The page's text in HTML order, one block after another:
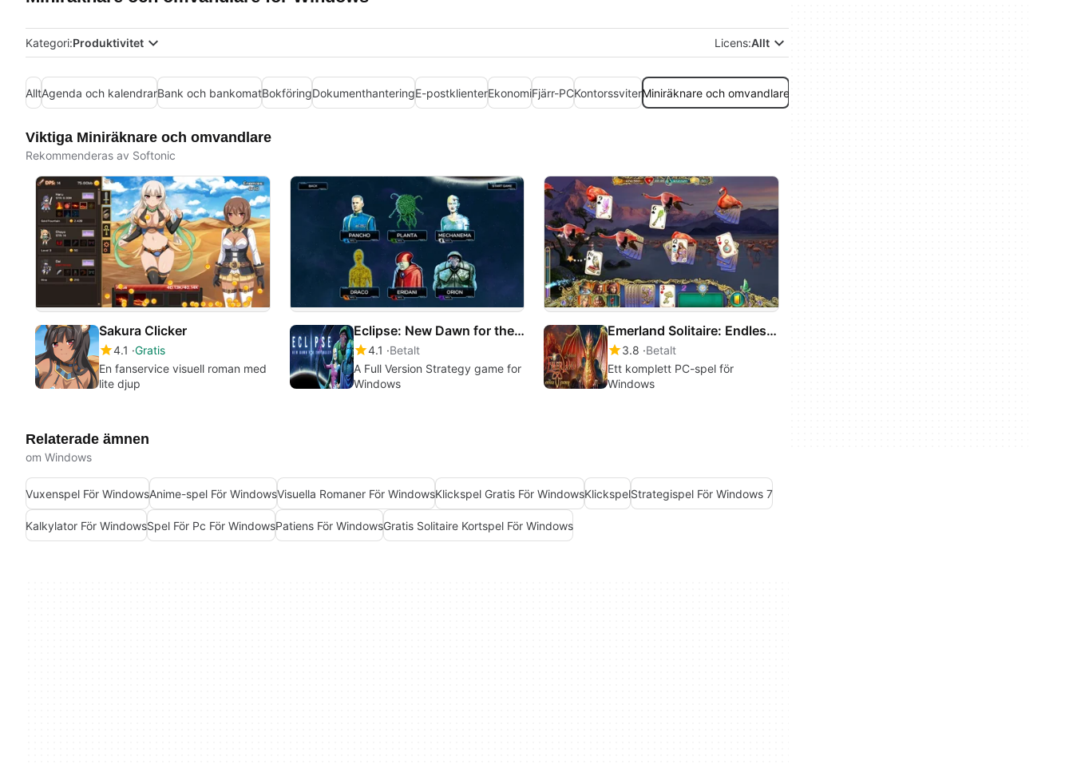
Kategori:Produktivitet Licens:Allt
AlltAgenda och kalendrarBank och bankomatBokföringDokumenthanteringE-postklienterEkonomiFjärr-PCKontorssviterMiniräknare och omvandlare
Viktiga Miniräknare och omvandlare
Rekommenderas av Softonic
Sakura Clicker
4.1 Gratis
En fanservice visuell roman med
lite djup
Eclipse: New Dawn for the Galaxy
4.1
Betalt
A Full Version Strategy game for
Windows
Emerland Solitaire: Endless Journey
3.8 Betalt
Ett komplett PC-spel för
Windows
Relaterade ämnen
om Windows
Vuxenspel För WindowsAnime-spel För WindowsVisuella Romaner För WindowsKlickspel Gratis För WindowsKlickspelStrategispel För Windows 7
Kalkylator För WindowsSpel För Pc För WindowsPatiens För WindowsGratis Solitaire Kortspel För Windows